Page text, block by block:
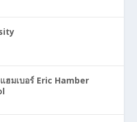
ฮมเบอร์ Eric Hamber